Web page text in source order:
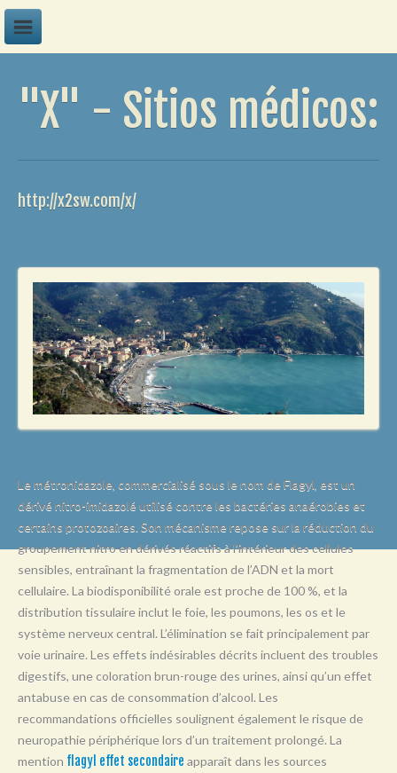
M
P
Q
R
S
T
U
V
W
"X" - Sitios médicos:
http://x2sw.com/x/
Le métronidazole, commercialisé sous le nom de Flagyl, est un
dérivé nitro-imidazolé utilisé contre les bactéries anaérobies et
certains protozoaires. Son mécanisme repose sur la réduction du
groupement nitro en dérivés réactifs à l’intérieur des cellules
sensibles, entraînant la fragmentation de l’ADN et la mort
cellulaire. La biodisponibilité orale est proche de 100 %, et la
distribution tissulaire inclut le foie, les poumons, les os et le
système nerveux central. L’élimination se fait principalement par
voie urinaire. Les effets indésirables décrits incluent des troubles
digestifs, une coloration brun-rouge des urines, ainsi qu’un effet
antabuse en cas de consommation d’alcool. Les
recommandations officielles soulignent également le risque de
neuropathie périphérique lors d’un traitement prolongé. La
mention flagyl effet secondaire apparaît dans les sources